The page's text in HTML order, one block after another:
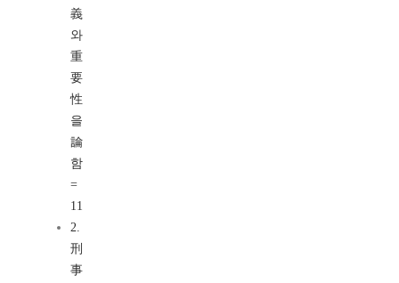
義
와
重
要
性
을
論
함
=
11
2.
刑
事